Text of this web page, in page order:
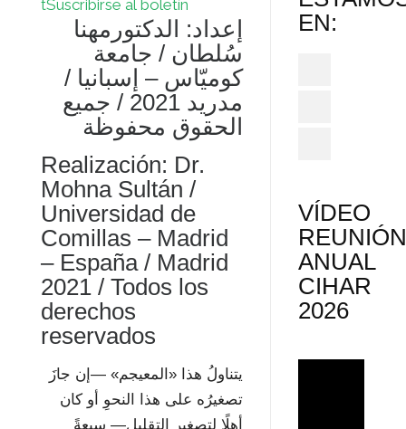
tSuscribirse al boletín
إعداد: الدكتورمهنا
سُلطان / جامعة
كوميّاس – إسبانيا /
مدريد 2021 / جميع
الحقوق محفوظة
Realización: Dr.
Mohna Sultán /
Universidad de
Comillas – Madrid
– España / Madrid
2021 / Todos los
derechos
reservados
يتناول هذا «المعيجم» —إن جاز
تصغير ه على هذا النحو أو كان
أهلًا لتصغير
التقليل— سبعةً
EN:
VÍDEO
ANUAL
CIHAR
2026